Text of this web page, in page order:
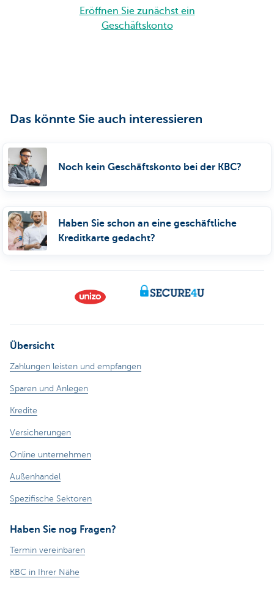
Eröffnen Sie zunächst ein
Geschäftskonto
Das könnte Sie auch interessieren
Noch kein Geschäftskonto bei der KBC?
Haben Sie schon an eine geschäftliche
Kreditkarte gedacht?
Übersicht
Zahlungen leisten und empfangen
Sparen und Anlegen
Kredite
Versicherungen
Online unternehmen
Außenhandel
Spezifische Sektoren
Haben Sie nog Fragen?
Termin vereinbaren
KBC in Ihrer Nähe